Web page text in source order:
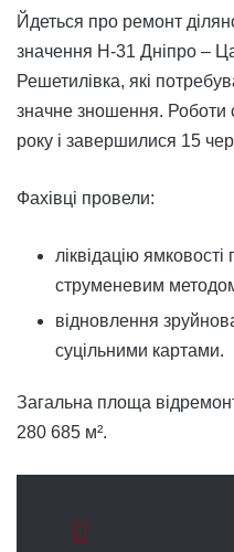
Йдеться про ремонт
значення Н-31 Дніпро –
Решетилівка, які
значне зношення. Роботи
року і завершилися 15
Фахівці провели:
ліквідацію
струменевим
відновлення
суцільними картами.
Загальна площа
280 685 м².